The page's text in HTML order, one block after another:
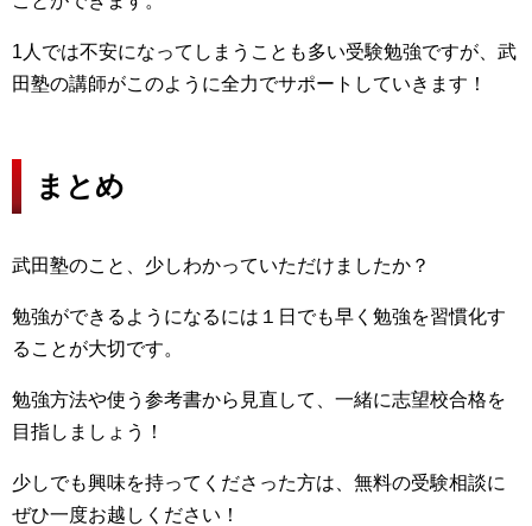
1人では不安になってしまうことも多い受験勉強ですが、武
田塾の講師がこのように全力でサポートしていきます！
まとめ
武田塾のこと、少しわかっていただけましたか？
勉強ができるようになるには１日でも早く勉強を習慣化す
ることが大切です。
勉強方法や使う参考書から見直して、一緒に志望校合格を
目指しましょう！
少しでも興味を持ってくださった方は、無料の受験相談に
ぜひ一度お越しください！